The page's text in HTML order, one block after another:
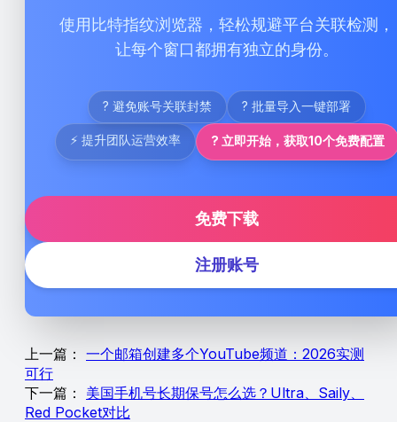
使用比特指纹浏览器，轻松规避平台关联检测，
让每个窗口都拥有独立的身份。
? 避免账号关联封禁 ? 批量导入一键部署
⚡ 提升团队运营效率 ? 立即开始，获取10个免费配置
免费下载
注册账号
上一篇： 一个邮箱创建多个YouTube频道：2026实测
可行
下一篇： 美国手机号长期保号怎么选？Ultra、Saily、
Red Pocket对比